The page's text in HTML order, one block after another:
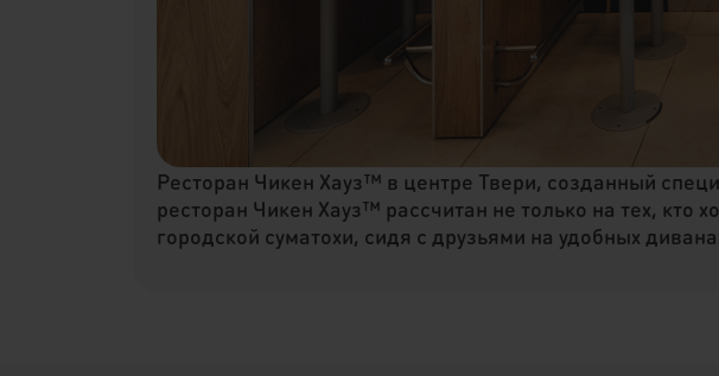
Ресторан Чикен Хауз™ в центре Твери, созданный
ресторан Чикен Хауз™ рассчитан не только на тех, кто
городской суматохи, сидя с друзьями на удобных